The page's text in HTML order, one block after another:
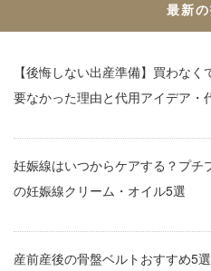
最新
【後悔しない出産準備】買わな
要なかった理由と代用アイデア・
妊娠線はいつからケアする？プチ
の妊娠線クリーム・オイル5選
産前産後の骨盤ベルトおすすめ5